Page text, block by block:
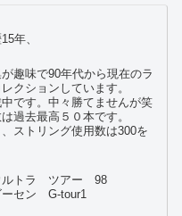
年、
趣味で90年代から現在のラ
クションしています。
です。中々勝てませんが笑
過去最高５０本です。
ストリング使用数は300を
ルトラ ツアー 98
ーセン G-tour1